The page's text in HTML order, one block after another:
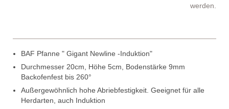
werden.
BAF Pfanne " Gigant Newline -Induktion"
Durchmesser 20cm, Höhe 5cm, Bodenstärke 9mm
Backofenfest bis 260°
Außergewöhnlich hohe Abriebfestigkeit. Geeignet für alle
Herdarten, auch Induktion